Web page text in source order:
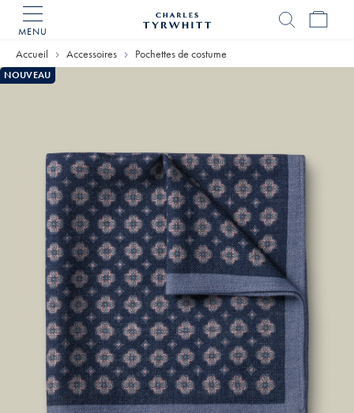
MENU
Tyrwhitt
Accueil Accessoires Pochettes de costume
NOUVEAU